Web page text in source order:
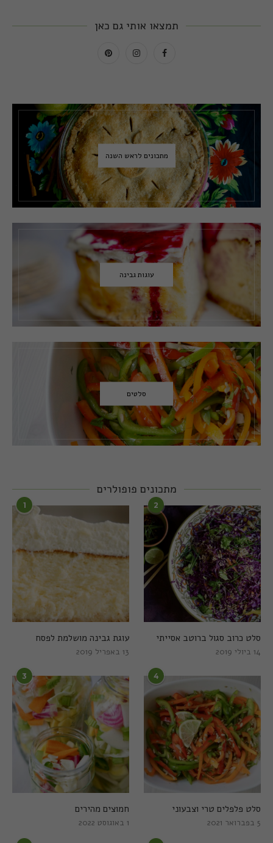
תמצאו אותי גם כאן
מתכונים לראש השנה
עוגות גבינה
סלטים
מתכונים פופולרים
1
עוגת גבינה מושלמת לפסח
13 באפריל 2019
2
סלט כרוב סגול ברוטב אסייתי
14 ביולי 2019
3
חמוצים מהירים
1 באוגוסט 2022
4
סלט פלפלים טרי וצבעוני
5 בפברואר 2021